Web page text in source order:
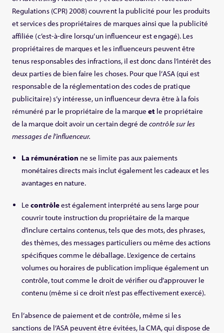
Regulations (CPR) 2008) couvrent la publicité pour les produits
et services des propriétaires de marques ainsi que la publicité
affiliée (c’est-à-dire lorsqu’un influenceur est engagé). Les
propriétaires de marques et les influenceurs peuvent être
tenus responsables des infractions, il est donc dans l’intérêt des
deux parties de bien faire les choses. Pour que l’ASA (qui est
responsable de la réglementation des codes de pratique
publicitaire) s’y intéresse, un influenceur devra être à la fois
rémunéré par le propriétaire de la marqueet le propriétaire
de la marque doit avoir un certain degré decontrôle sur les
messages de l’influenceur.
La rémunération ne se limite pas aux paiements
monétaires directs mais inclut également les cadeaux et les
avantages en nature.
Lecontrôleest également interprété au sens large pour
couvrir toute instruction du propriétaire de la marque
d’inclure certains contenus, tels que des mots, des phrases,
des thèmes, des messages particuliers ou même des actions
spécifiques comme le déballage. L’exigence de certains
volumes ou horaires de publication implique également un
contrôle, tout comme le droit de vérifier ou d’approuver le
contenu (même si ce droit n’est pas effectivement exercé).
En l’absence de paiement et de contrôle, même si les
sanctions de l’ASA peuvent être évitées, la CMA, qui dispose de